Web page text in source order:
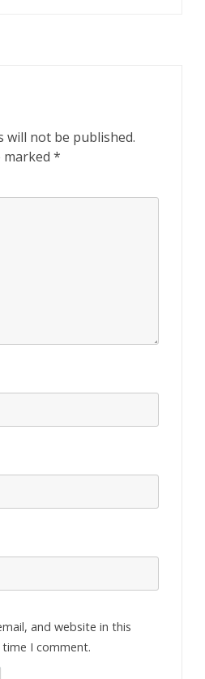
will not be published.
marked *
and website in this
I comment.